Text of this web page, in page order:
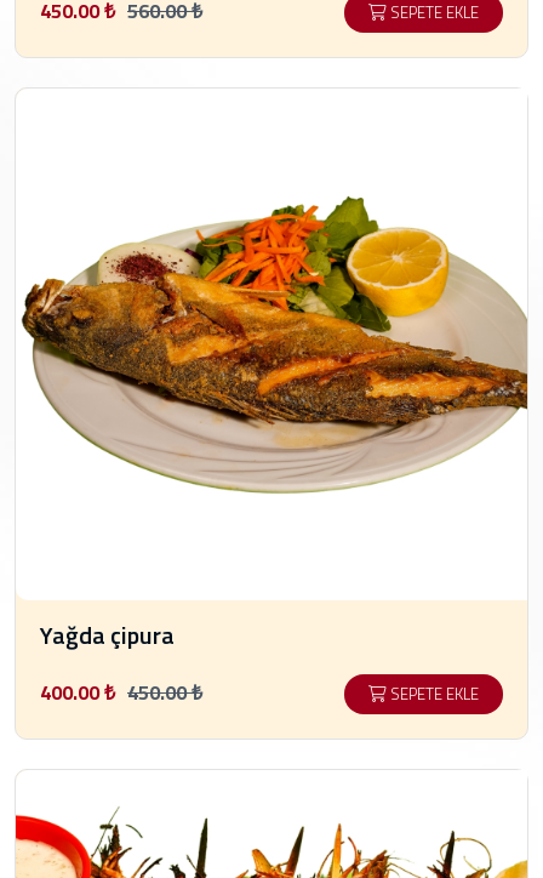
450.00 ₺ 560.00 ₺ SEPETE EKLE
Yağda çipura
400.00 ₺ 450.00 ₺ SEPETE EKLE